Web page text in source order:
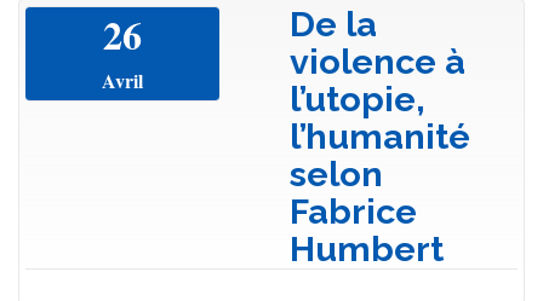
26
Avril
De la
violence à
l’utopie,
l’humanité
selon
Fabrice
Humbert